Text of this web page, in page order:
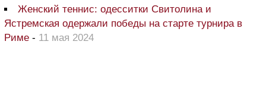
Женский теннис: одесситки Свитолина и
Ястремская одержали победы на старте турнира в
Риме - 11 мая 2024